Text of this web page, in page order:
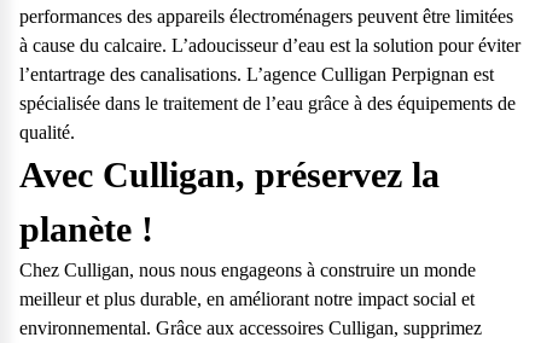
performances des appareils électroménagers peuvent être limitées
à cause du calcaire. L’adoucisseur d’eau est la solution pour éviter
l’entartrage des canalisations. L’agence Culligan Perpignan est
spécialisée dans le traitement de l’eau grâce à des équipements de
qualité.
Avec Culligan, préservez la
planète !
Chez Culligan, nous nous engageons à construire un monde
meilleur et plus durable, en améliorant notre impact social et
environnemental. Grâce aux accessoires Culligan, supprimez